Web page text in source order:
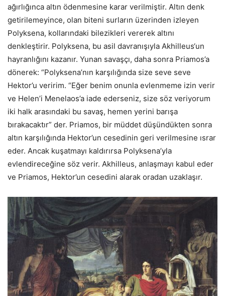
ağırlığınca altın ödenmesine karar verilmiştir. Altın denk
getirilemeyince, olan biteni surların üzerinden izleyen
Polyksena, kollarındaki bilezikleri vererek altını
denkleştirir. Polyksena, bu asil davranışıyla Akhilleus‘un
hayranlığını kazanır. Yunan savaşçı, daha sonra Priamos’a
dönerek: “Polyksena’nın karşılığında size seve seve
Hektor’u veririm. “Eğer benim onunla evlenmeme izin verir
ve Helen’i Menelaos’a iade ederseniz, size söz veriyorum
iki halk arasındaki bu savaş, hemen yerini barışa
bırakacaktır” der. Priamos, bir müddet düşündükten sonra
altın karşılığında Hektor’un cesedinin geri verilmesine ısrar
eder. Ancak kuşatmayı kaldırırsa Polyksena’yla
evlendireceğine söz verir. Akhilleus, anlaşmayı kabul eder
ve Priamos, Hektor’un cesedini alarak oradan uzaklaşır.